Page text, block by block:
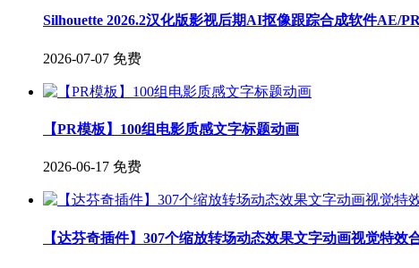
Silhouette 2026.2汉化版影视后期AI抠像跟踪合成软件AE/
2026-07-07 免费
【PR模板】100组电影质感文字标题动画
2026-06-17 免费
【达芬奇插件】307个缩放转场动态效果文字动画视觉特效